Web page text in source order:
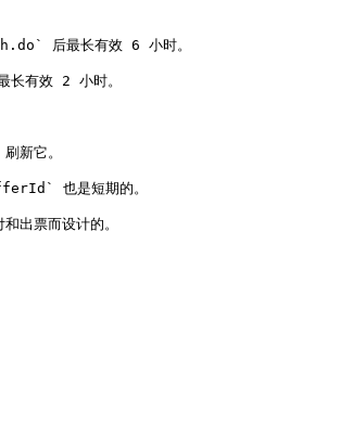
后最长有效 6 小时。
有效 2 小时。
新它。
也是短期的。
出票而设计的。